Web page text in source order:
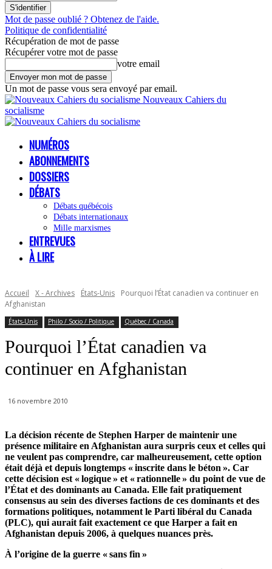
Mot de passe oublié ? Obtenez de l'aide.
Politique de confidentialité
Récupération de mot de passe
Récupérer votre mot de passe
votre email
Un mot de passe vous sera envoyé par email.
Nouveaux Cahiers du
socialisme
NUMÉROS
ABONNEMENTS
DOSSIERS
DÉBATS
Débats québécois
Débats internationaux
Mille marxismes
ENTREVUES
À LIRE
Accueil X - Archives États-Unis
Pourquoi l’État canadien va continuer en
Afghanistan
États-Unis Philo / Socio / Politique Québec / Canada
Pourquoi l’État canadien va
continuer en Afghanistan
16 novembre 2010
La décision récente de Stephen Harper de maintenir une
présence militaire en Afghanistan aura surpris ceux et celles qui
ne veulent pas comprendre, car malheureusement, cette option
était déjà et depuis longtemps « inscrite dans le béton ». Car
cette décision est « logique » et « rationnelle » du point de vue de
l’État et des dominants au Canada. Elle fait pratiquement
consensus au sein des diverses factions de ces dominants et des
formations politiques, notamment le Parti libéral du Canada
(PLC), qui aurait fait exactement ce que Harper a fait en
Afghanistan depuis 2006, à quelques nuances près.
À l’origine de la guerre « sans fin »